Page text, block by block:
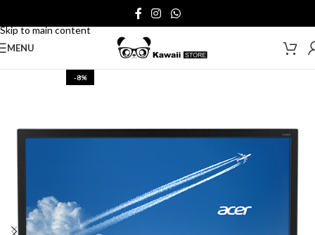
Skip to main content
MENU
-8%